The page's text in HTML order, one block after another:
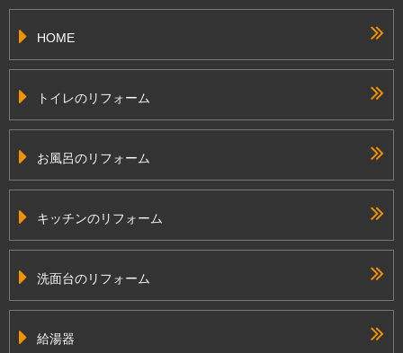
HOME
トイレのリフォーム
お風呂のリフォーム
キッチンのリフォーム
洗面台のリフォーム
給湯器